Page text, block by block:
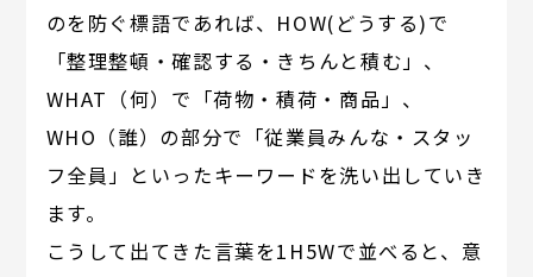
のを防ぐ標語であれば、HOW(どうする)で
「整理整頓・確認する・きちんと積む」、
WHAT（何）で「荷物・積荷・商品」、
WHO（誰）の部分で「従業員みんな・スタッ
フ全員」といったキーワードを洗い出していき
ます。
こうして出てきた言葉を1H5Wで並べると、意